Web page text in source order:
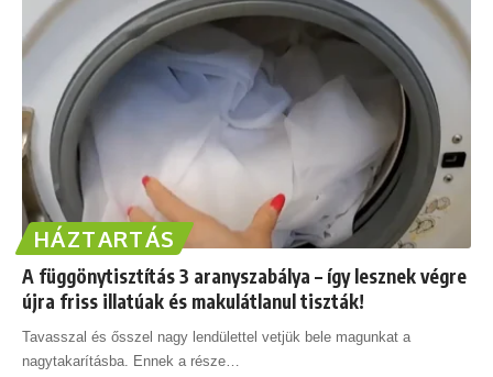
HÁZTARTÁS
A függönytisztítás 3 aranyszabálya – így lesznek végre
újra friss illatúak és makulátlanul tiszták!
Tavasszal és ősszel nagy lendülettel vetjük bele magunkat a
nagytakarításba. Ennek a része